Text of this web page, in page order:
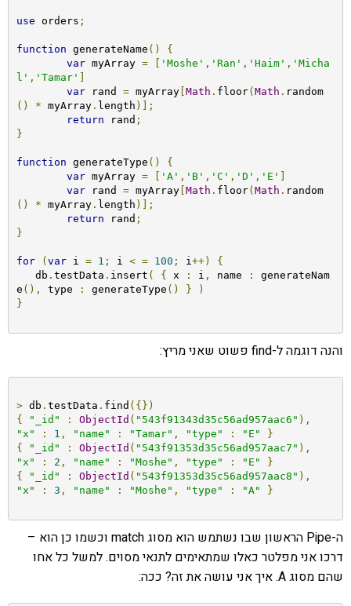
use orders ;
function generateName ()
{
var myArray = 'Moshe' , 'Ran' , 'Haim' , 'Micha
l' , 'Tamar'
var rand = myArray[ Math . floor( Math . random
()
* myArray. length )];
return rand ;
}
function generateType ()
{
var myArray = 'A' , 'B' , 'C' , 'D' , 'E'
var rand = myArray[ Math . floor( Math . random
()
* myArray. length )];
return rand ;
}
for ( var i = 1 ; i < = 100 ; i++)
{
   db
. testData . insert ( { x : i , name :
generateNam
e (), type : generateType () }
)
}
והנה דוגמה ל-find פשוט שאני מריץ:
> db . testData . find ({})
{
"_id" : ObjectId ( "543f91343d35c56ad957aac6" ),
"x"
: 1 , "name" : "Tamar" , "type" : "E"
}
{
"_id" : ObjectId ( "543f91353d35c56ad957aac7" ),
"x"
: 2 , "name" : "Moshe" , "type" : "E"
}
{
"_id" : ObjectId ( "543f91353d35c56ad957aac8" ),
"x"
: 3 , "name" : "Moshe" , "type" : "A" }
ה-Pipe הראשון שבו נשתמש הוא מסוג match וכשמו כן הוא –
דרכו אני מפלטר כאלו שמתאימים לתנאי מסוים. למשל כל אחו
שהם מסוג A. איך אני עושה את זה? ככה: